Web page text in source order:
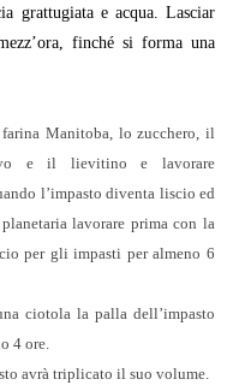
grattugiata e acqua. Lasciar
finché si forma una
Manitoba, lo zucchero, il
e il lievitino e lavorare
l’impasto diventa liscio ed
lavorare prima con la
per gli impasti per almeno 6
ciotola la palla dell’impasto
4 ore.
avrà triplicato il suo volume.